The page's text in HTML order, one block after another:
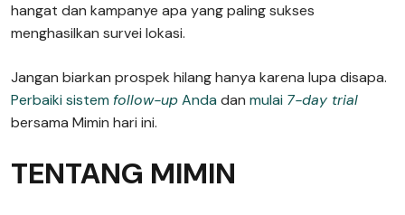
hangat dan kampanye apa yang paling sukses
menghasilkan survei lokasi.
Jangan biarkan prospek hilang hanya karena lupa disapa.
Perbaiki sistem follow-upAnda dan mulai 7-day trial
bersama Mimin hari ini.
TENTANG MIMIN